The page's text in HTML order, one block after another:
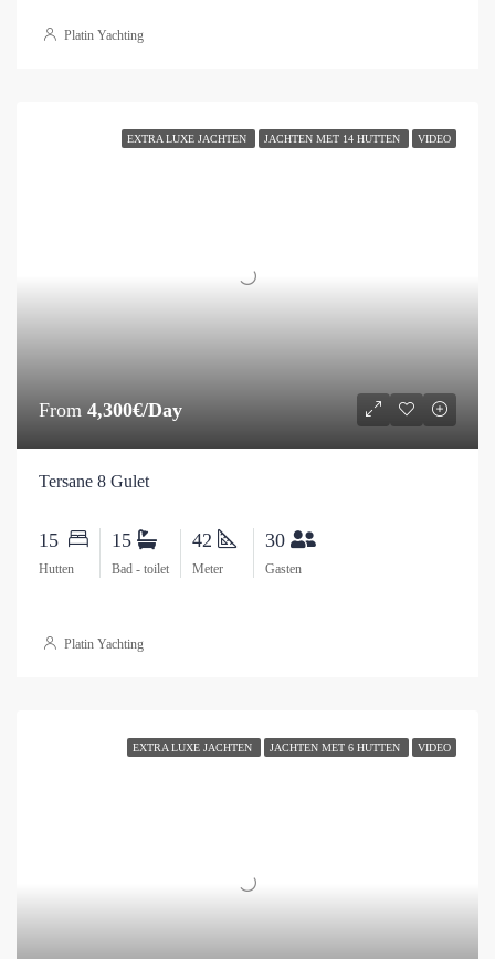
Platin Yachting
EXTRA LUXE JACHTEN JACHTEN MET 14 HUTTEN VIDEO
From 4,300€/Day
Tersane 8 Gulet
15
Hutten
15
Bad - toilet
42
Meter
30
Gasten
Platin Yachting
EXTRA LUXE JACHTEN JACHTEN MET 6 HUTTEN VIDEO